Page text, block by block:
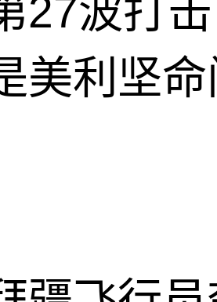
27波打
美利坚